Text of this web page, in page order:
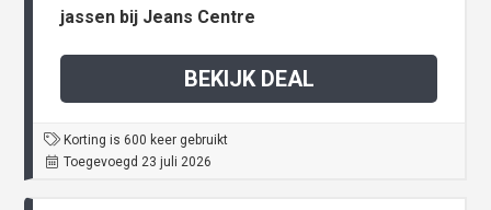
jassen bij Jeans Centre
BEKIJK DEAL
Korting is 600 keer gebruikt
Toegevoegd 23 juli 2026